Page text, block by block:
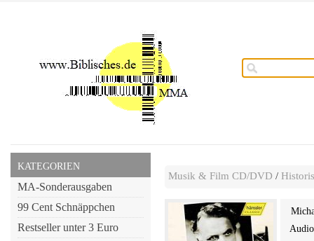
KATEGORIEN
MA-Sonderausgaben
99 Cent Schnäppchen
Restseller unter 3 Euro
Musik & Film CD/DVD /